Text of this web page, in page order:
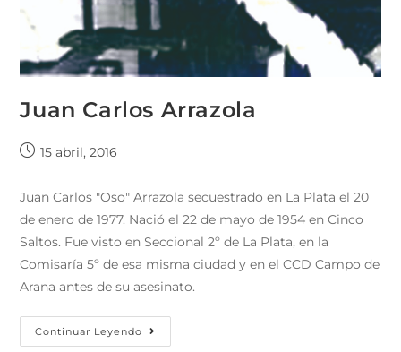
Juan Carlos Arrazola
15 abril, 2016
Juan Carlos "Oso" Arrazola secuestrado en La Plata el 20
de enero de 1977. Nació el 22 de mayo de 1954 en Cinco
Saltos. Fue visto en Seccional 2º de La Plata, en la
Comisaría 5º de esa misma ciudad y en el CCD Campo de
Arana antes de su asesinato.
Continuar Leyendo